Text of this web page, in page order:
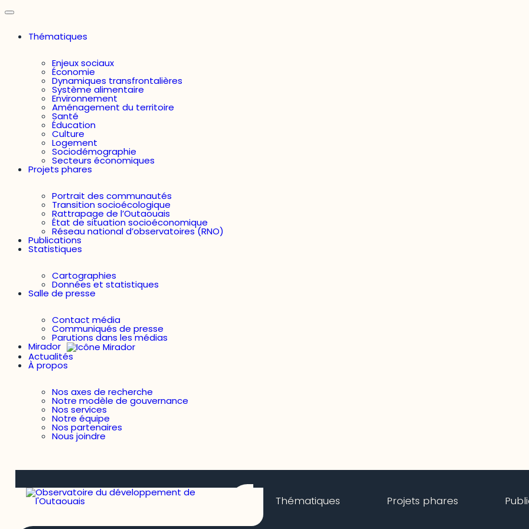
Thématiques
Enjeux sociaux
Économie
Dynamiques transfrontalières
Système alimentaire
Environnement
Aménagement du territoire
Santé
Éducation
Culture
Logement
Sociodémographie
Secteurs économiques
Projets phares
Portrait des communautés
Transition socioécologique
Rattrapage de l’Outaouais
État de situation socioéconomique
Réseau national d’observatoires (RNO)
Publications
Statistiques
Cartographies
Données et statistiques
Salle de presse
Contact média
Communiqués de presse
Parutions dans les médias
Mirador
Actualités
À propos
Nos axes de recherche
Notre modèle de gouvernance
Nos services
Notre équipe
Nos partenaires
Nous joindre
Thématiques Projets phares